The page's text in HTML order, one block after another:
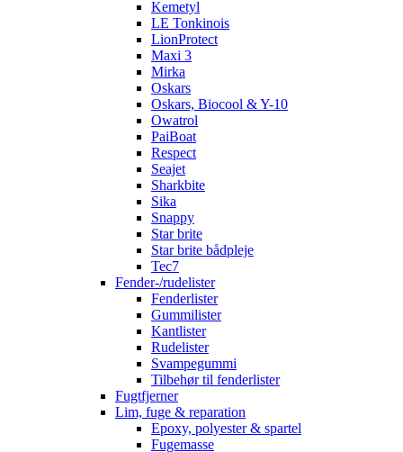
Kemetyl
LE Tonkinois
LionProtect
Maxi 3
Mirka
Oskars
Oskars, Biocool & Y-10
Owatrol
PaiBoat
Respect
Seajet
Sharkbite
Sika
Snappy
Star brite
Star brite bådpleje
Tec7
Fender-/rudelister
Fenderlister
Gummilister
Kantlister
Rudelister
Svampegummi
Tilbehør til fenderlister
Fugtfjerner
Lim, fuge & reparation
Epoxy, polyester & spartel
Fugemasse